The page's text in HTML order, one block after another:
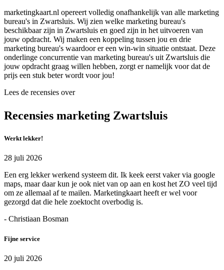
marketingkaart.nl opereert volledig onafhankelijk van alle marketing
bureau's in Zwartsluis. Wij zien welke marketing bureau's
beschikbaar zijn in Zwartsluis en goed zijn in het uitvoeren van
jouw opdracht. Wij maken een koppeling tussen jou en drie
marketing bureau's waardoor er een win-win situatie ontstaat. Deze
onderlinge concurrentie van marketing bureau's uit Zwartsluis die
jouw opdracht graag willen hebben, zorgt er namelijk voor dat de
prijs een stuk beter wordt voor jou!
Lees de recensies over
Recensies marketing Zwartsluis
Werkt lekker!
28 juli 2026
Een erg lekker werkend systeem dit. Ik keek eerst vaker via google
maps, maar daar kun je ook niet van op aan en kost het ZO veel tijd
om ze allemaal af te mailen. Marketingkaart heeft er wel voor
gezorgd dat die hele zoektocht overbodig is.
- Christiaan Bosman
Fijne service
20 juli 2026